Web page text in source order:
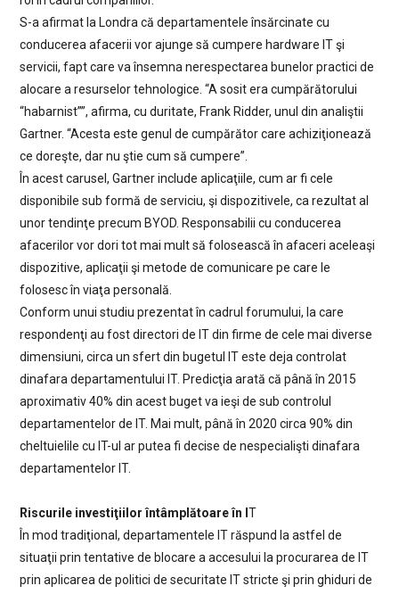
S-a afirmat la Londra că departamentele însărcinate cu
conducerea afacerii vor ajunge să cumpere hardware IT şi
servicii, fapt care va însemna nerespectarea bunelor practici de
alocare a resurselor tehnologice. “A sosit era cumpărătorului
“habarnist””, afirma, cu duritate, Frank Ridder, unul din analiştii
Gartner. “Acesta este genul de cumpărător care achiziţionează
ce doreşte, dar nu ştie cum să cumpere”.
În acest carusel, Gartner include aplicaţiile, cum ar fi cele
disponibile sub formă de serviciu, şi dispozitivele, ca rezultat al
unor tendinţe precum BYOD. Responsabilii cu conducerea
afacerilor vor dori tot mai mult să folosească în afaceri aceleaşi
dispozitive, aplicaţii şi metode de comunicare pe care le
folosesc în viaţa personală.
Conform unui studiu prezentat în cadrul forumului, la care
respondenţi au fost directori de IT din firme de cele mai diverse
dimensiuni, circa un sfert din bugetul IT este deja controlat
dinafara departamentului IT. Predicţia arată că până în 2015
aproximativ 40% din acest buget va ieşi de sub controlul
departamentelor de IT. Mai mult, până în 2020 circa 90% din
cheltuielile cu IT-ul ar putea fi decise de nespecialişti dinafara
departamentelor IT.
Riscurile investiţiilor întâmplătoare în I T
În mod tradiţional, departamentele IT răspund la astfel de
situaţii prin tentative de blocare a accesului la procurarea de IT
prin aplicarea de politici de securitate IT stricte şi prin ghiduri de